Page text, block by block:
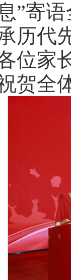
”寄
历代
位家
贺全